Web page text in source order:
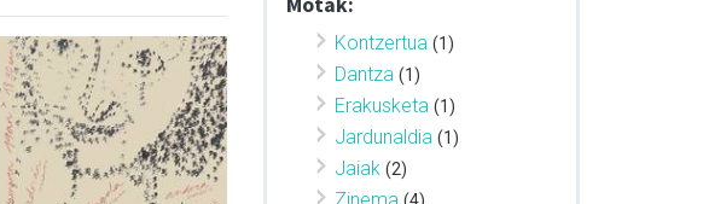
Kontzertua (1)
Dantza (1)
Erakusketa (1)
Jardunaldia (1)
Jaiak (2)